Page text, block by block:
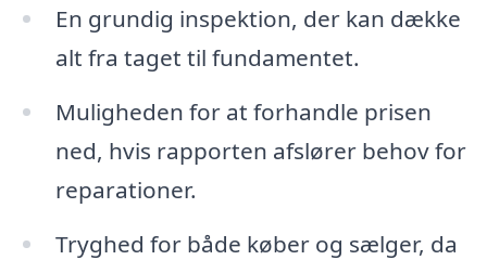
En grundig inspektion, der kan dække
alt fra taget til fundamentet.
Muligheden for at forhandle prisen
ned, hvis rapporten afslører behov for
reparationer.
Tryghed for både køber og sælger, da